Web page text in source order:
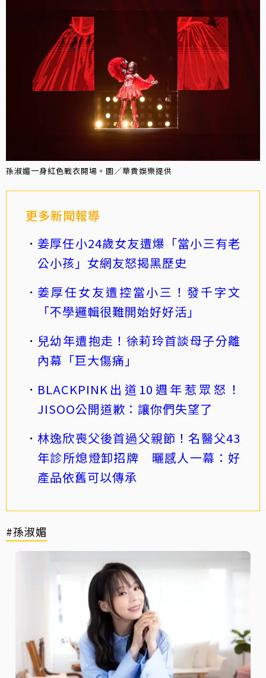
孫淑媚一身紅色戰衣開場。圖／華貴娛樂提供
更多新聞報導
姜厚任小24歲女友遭爆「當小三有老
公小孩」女網友怒揭黑歷史
姜厚任女友遭控當小三！發千字文
「不學邏輯很難開始好好活」
兒幼年遭抱走！徐莉玲首談母子分離
內幕「巨大傷痛」
BLACKPINK出道10週年惹眾怒！
JISOO公開道歉：讓你們失望了
林逸欣喪父後首過父親節！名醫父43
年診所熄燈卸招牌 曬感人一幕：好
產品依舊可以傳承
#孫淑媚